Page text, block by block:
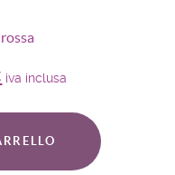
iva inclusa